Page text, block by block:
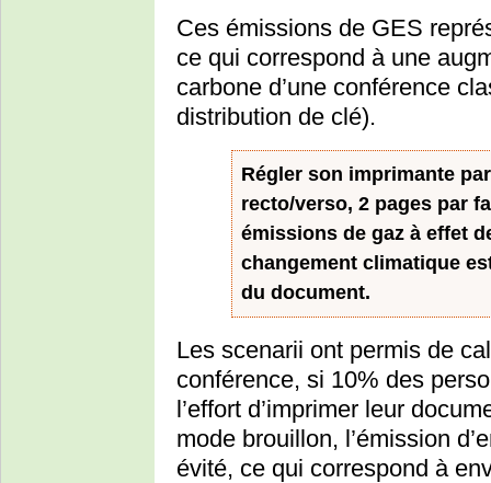
Ces émissions de GES
ce qui correspond à une
carbone d’une conférence
distribution de clé).
Régler son imprimante
recto/verso, 2 pages par
émissions de gaz à effet
changement climatique
du document.
Les scenarii ont permis de
conférence, si 10% des
l’effort d’imprimer leur
mode brouillon, l’émission
évité, ce qui correspond à